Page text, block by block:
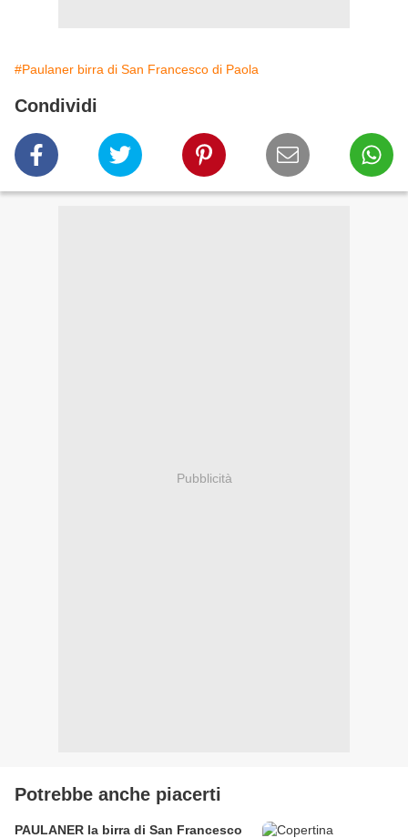
#Paulaner birra di San Francesco di Paola
Condividi
Pubblicità
Potrebbe anche piacerti
PAULANER la birra di San Francesco